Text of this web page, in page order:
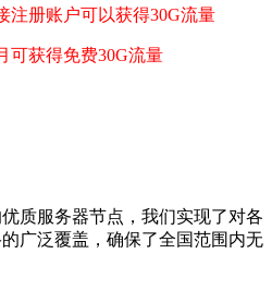
注册账户可以获得30G流量
可获得免费30G流量
质服务器节点，我们实现了对各
广泛覆盖，确保了全国范围内无